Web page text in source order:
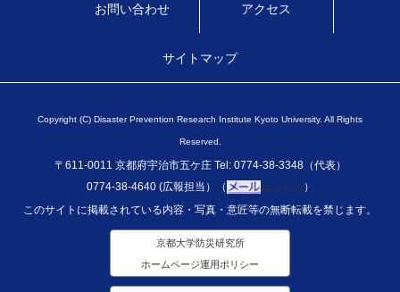
お問い合わせ アクセス
サイトマップ
Copyright (C) Disaster Prevention Research Institute Kyoto University. All Rights
Reserved.
〒611-0011 京都府宇治市五ケ庄 Tel: 0774-38-3348（代表）
0774-38-4640 (広報担当）（
はこちら ）
このサイトに掲載されている内容・写真・意匠等の無断転載を禁じます。
京都大学防災研究所
ホームページ運用ポリシー